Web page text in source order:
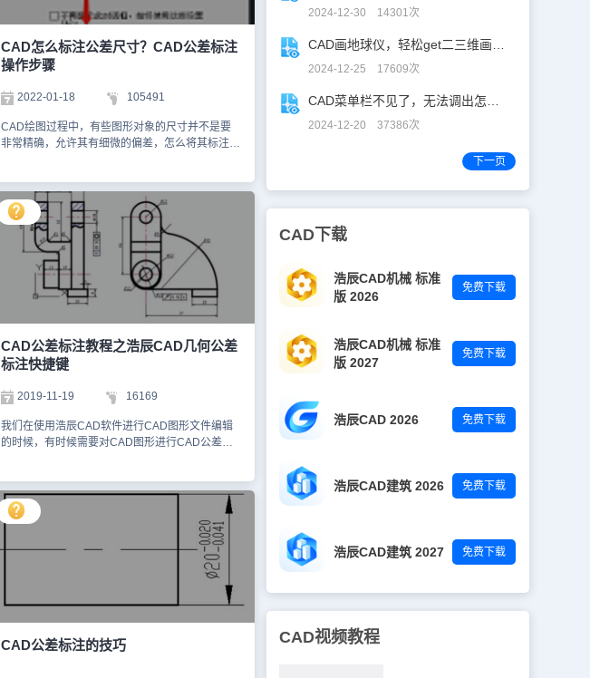
先需指定特征控制框的第一行，然后为第二行选择
相同的几何特征符号。将几何符号框格延伸覆盖每
行，然后以创建第二行公差符号。在产品设计中，
合理的公差控制是非常重要的。本节CAD教程小
编整理介绍了CAD混合公差的使用技巧，大家简
单了解一下即可。想要了解更多CAD实用技巧，
对此感兴趣的设计师小伙伴们可以关注浩辰CAD
官网教程专区哦！
CAD怎么标注公差尺寸？CAD公差标注
操作步骤
2022-01-18 105491
CAD绘图过程中，有些图形对象的尺寸并不是要
非常精确，允许其有细微的偏差，怎么将其标注在
大家分享一下浩辰CAD软件中CAD公差标注的操
作技巧。CAD公差标注操作步骤： 1. 上下公差值
相同 启动浩辰CAD后，点击插入多行文字，在多
行文字编辑框中输入：%%p，即可得到公差符
号，在后面输入公差值即可。 2. 上下公差值不同
启动浩辰CAD，双击需要CAD公差标注的标注值
进入编辑模式。 以向上偏差0.1，向下偏差0.05为
例，便可在标注值后输入+0.1^-0.05。 点击回车
键会调出【自动堆叠特性】对话框，在其中勾选
【启用自动堆叠】后点击【确定】即可完成CAD
公差标注。 或者是选中输入的公差标注，点击
【文字格式】对话中的堆叠按钮。 最终效果图如
下所示： 上述CAD教程中小编给大家简单介绍了
浩辰CAD软件中标注公差尺寸的具体操作步骤，
你学会了吗？各位小伙伴在CAD绘图中如果需要
CAD公差标注的话可以参考上述步骤来操作，更
CAD公差标注教程之浩辰CAD几何公差
标注快捷键
2019-11-19 16169
我们在使用浩辰CAD软件进行CAD图形文件编辑
的时候，有时候需要对CAD图形进行CAD公差标
有位置公差、标注形状的功能。其中，几何公差的
标注形式，包含指引线、特征符号、公差值、附加
符合等内容。 今天，小编来给大家讲解一下几何
公差标注的具体方法步骤。 浩辰CAD几何公差标
注操作方法 首先，启动几何公差标注的功能。 1)
输入快捷命令操作：TOL 2)在命令行中输入
TOLERANCE指令，按回车键进行确认。 3)点击
界面菜单栏上的“标注”-“公差”选项。 4)点击界面功
能区中的“标注”-“公差”选项。 5)点击界面功能区中
的“默认”-“注释”-“公差”选项。 下面结合实例，给大
家讲解一下如何标注如下图所示中凸轮卡爪的尺
CAD公差标注的技巧
2024-12-30 14301次
2024-12-25 17609次
2024-12-20 37386次
下一页
CAD下载
浩辰CAD机械 标准
版 2026
免费下载
浩辰CAD机械 标准
版 2027
免费下载
浩辰CAD 2026 免费下载
浩辰CAD建筑 2026 免费下载
浩辰CAD建筑 2027 免费下载
CAD视频教程